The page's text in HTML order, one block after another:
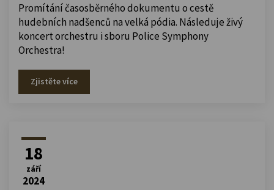
Promítání časosběrného dokumentu o cestě
hudebních nadšenců na velká pódia. Následuje živý
koncert orchestru i sboru Police Symphony
Orchestra!
Zjistěte více
18
září
2024